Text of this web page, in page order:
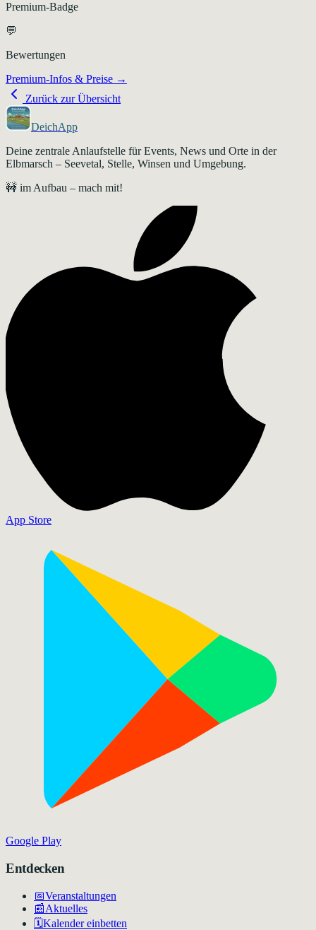
Premium-Badge
💬
Bewertungen
Premium-Infos & Preise →
Zurück zur Übersicht
DeichApp
Deine zentrale Anlaufstelle für Events, News und Orte in der
Elbmarsch – Seevetal, Stelle, Winsen und Umgebung.
🚧 im Aufbau – mach mit!
App Store
Google Play
Entdecken
📅Veranstaltungen
📰Aktuelles
🗓️Kalender einbetten